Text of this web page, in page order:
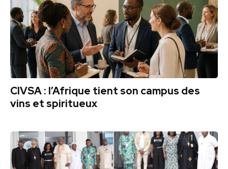
CIVSA : l’Afrique tient son campus des
vins et spiritueux